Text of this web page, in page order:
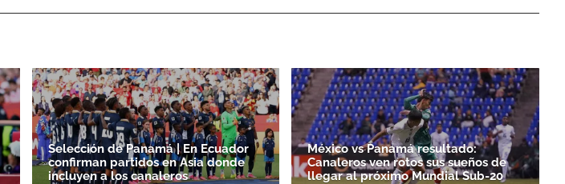
Selección de Panamá | En Ecuador
confirman partidos en Asia donde
incluyen a los canaleros
México vs Panamá resultado:
Canaleros ven rotos sus sueños de
llegar al próximo Mundial Sub-20